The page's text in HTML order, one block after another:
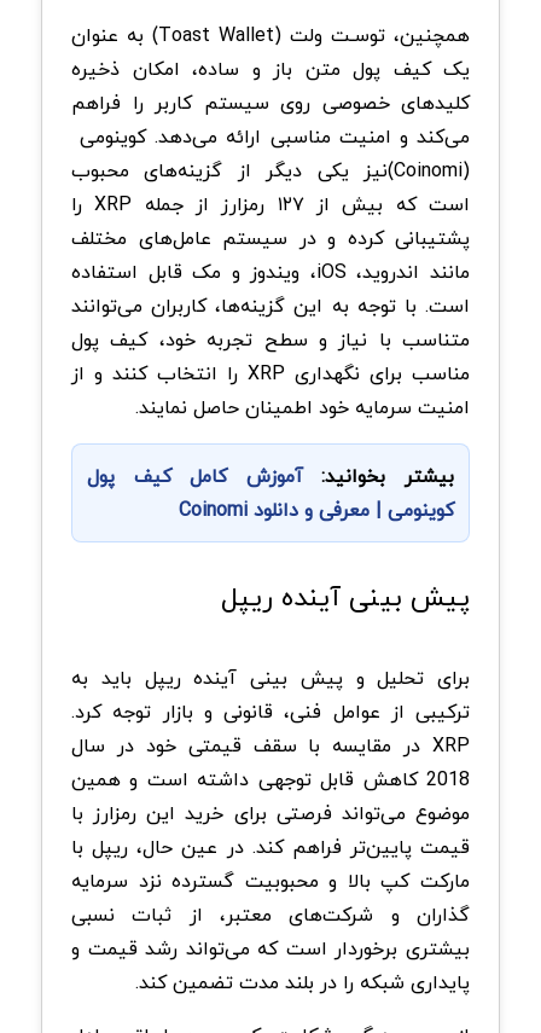
همچنین، توسـت ولت (Toast Wallet) به‌ عنوان
یک کیف پول متن ‌باز و ساده، امکان ذخیره
کلیدهای خصوصی روی سیستم کاربر را فراهم
می‌کند و امنیت مناسبی ارائه می‌دهد. کوینومی
(Coinomi)نیز یکی دیگر از گزینه‌های محبوب
است که بیش از ۱۲۷ رمزارز از جمله
XRP را
پشتیبانی کرده و در سیستم ‌عامل‌های مختلف
مانند اندروید، iOS، ویندوز و مک قابل استفاده
است. با توجه به این گزینه‌ها، کاربران می‌توانند
متناسب با نیاز و سطح تجربه خود، کیف پول
مناسب برای نگهداری XRP را انتخاب کنند و از
امنیت سرمایه خود اطمینان حاصل نمایند.
بیشتر بخوانید:آموزش کامل کیف پول
کوینومی | معرفی و دانلود Coinomi
پیش بینی آینده ریپل
برای تحلیل و پیش‌ بینی آینده ریپل باید به
ترکیبی از عوامل فنی، قانونی و بازار توجه کرد.
XRP در مقایسه با سقف قیمتی خود در سال
2018 کاهش قابل توجهی داشته است و همین
موضوع می‌تواند فرصتی برای خرید این رمزارز با
قیمت پایین‌تر فراهم کند. در عین حال، ریپل با
مارکت کپ بالا و محبوبیت گسترده نزد سرمایه‌
گذاران و شرکت‌های معتبر، از ثبات نسبی
بیشتری برخوردار است که می‌تواند رشد قیمت و
پایداری شبکه را در بلند مدت تضمین کند.